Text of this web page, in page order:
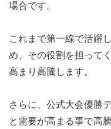
場合です。
これまで第一線で活躍
め、その役割を担って
高まり高騰します。
さらに、公式大会優勝
と需要が高まる事で高